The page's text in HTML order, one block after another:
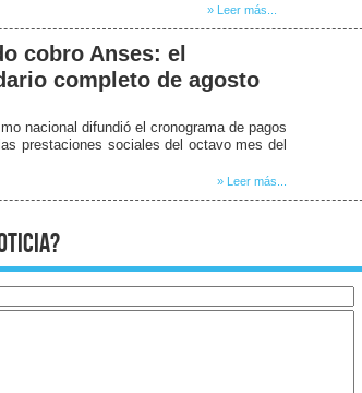
» Leer más...
cobro Anses: el
completo de agosto
nacional difundió el cronograma de pagos
prestaciones sociales del octavo mes del
» Leer más...